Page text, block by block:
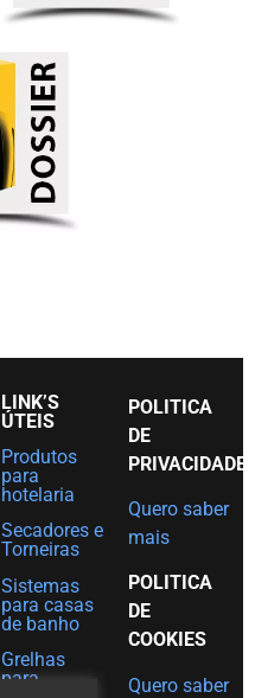
LINK’S
ÚTEIS
Produtos
para
hotelaria
Secadores e
Torneiras
Sistemas
para casas
de banho
Grelhas
para
POLITICA
DE
PRIVACIDADE
Quero saber
mais
POLITICA
DE
COOKIES
Quero saber